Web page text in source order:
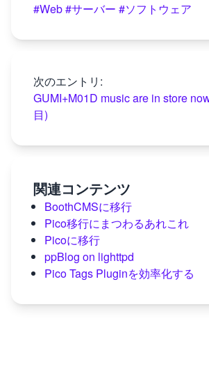
#Web#サーバー #ソフトウェア
次のエントリ:
GUMI+M01D music are in store
目)
関連コンテンツ
BoothCMSに移行
Pico移行にまつわるあれこれ
Picoに移行
ppBlog on lighttpd
Pico Tags Pluginを効率化する